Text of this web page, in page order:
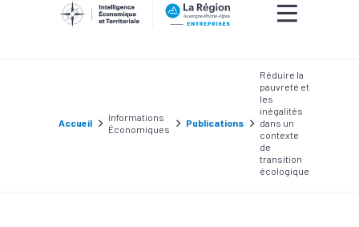
Accueil
Informations
Économiques
Publications
Réduire la
pauvreté et
les
inégalités
dans un
contexte
de
transition
écologique